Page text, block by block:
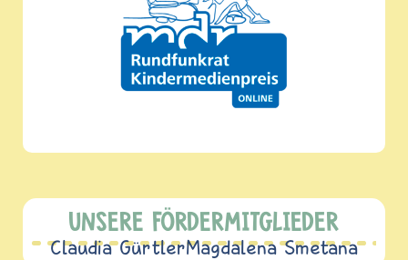
UNSERE FÖRDERMITGLIEDER
Claudia GürtlerMagdalena Smetana